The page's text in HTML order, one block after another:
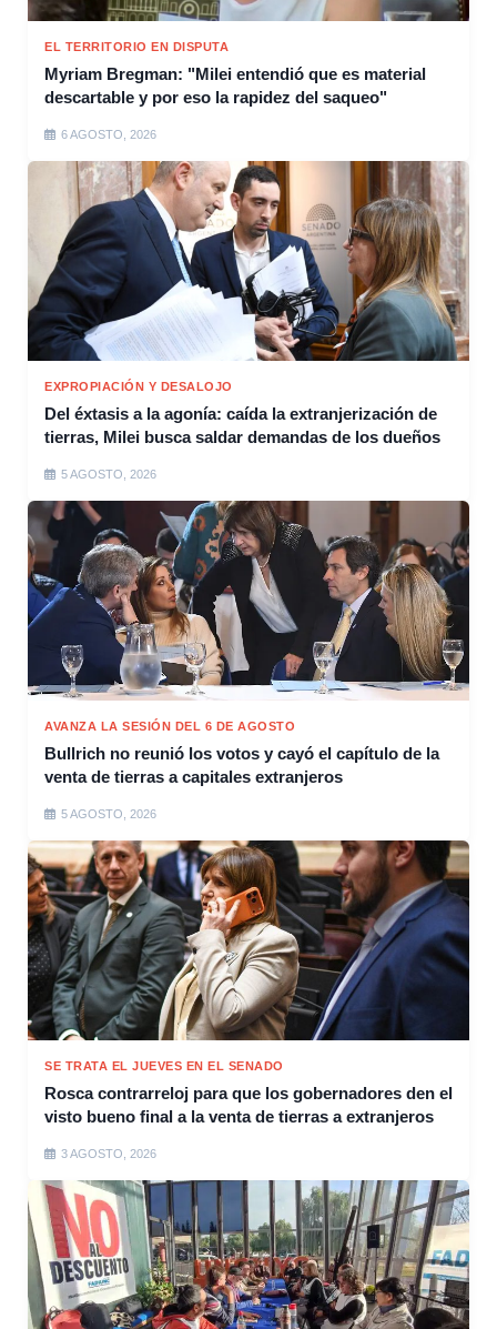
EL TERRITORIO EN DISPUTA
Myriam Bregman: "Milei entendió que es material
descartable y por eso la rapidez del saqueo"
6 AGOSTO, 2026
EXPROPIACIÓN Y DESALOJO
Del éxtasis a la agonía: caída la extranjerización de
tierras, Milei busca saldar demandas de los dueños
5 AGOSTO, 2026
AVANZA LA SESIÓN DEL 6 DE AGOSTO
Bullrich no reunió los votos y cayó el capítulo de la
venta de tierras a capitales extranjeros
5 AGOSTO, 2026
SE TRATA EL JUEVES EN EL SENADO
Rosca contrarreloj para que los gobernadores den el
visto bueno final a la venta de tierras a extranjeros
3 AGOSTO, 2026